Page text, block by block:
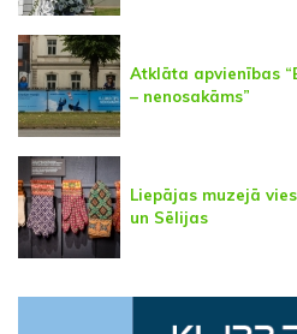
Atklāta apvienības
– nenosakāms”
Liepājas muzejā
un Sēlijas